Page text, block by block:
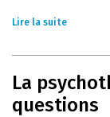
Lire la suite
La
questions